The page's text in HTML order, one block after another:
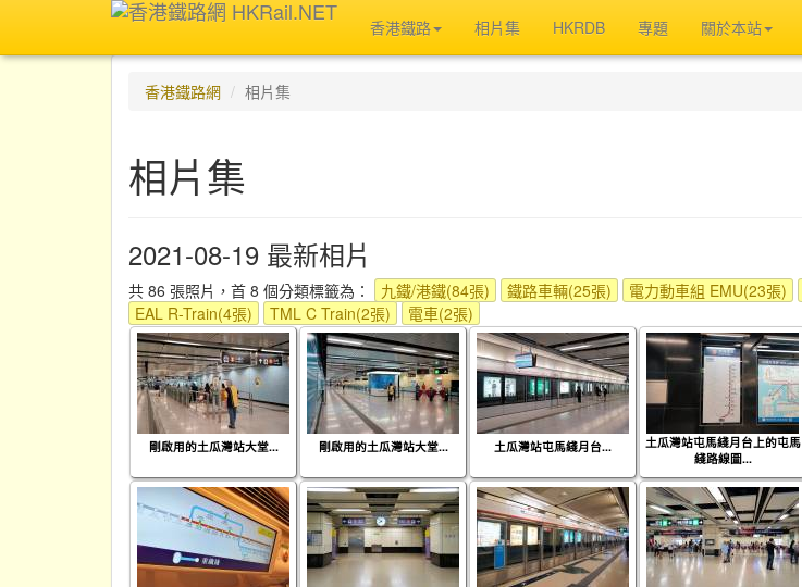
香港鐵路 相片集 HKRDB 專題 關於本站
香港鐵路網 相片集
相片集
2021-08-19 最新相片
共 86 張照片，首 8 個分類標籤為： 九鐵/港鐵(84張) 鐵路車輛(25張) 電力動車組 EMU(23張)
EAL R-Train(4張)
TML C Train(2張) 電車(2張)
剛啟用的土瓜灣站大堂... 剛啟用的土瓜灣站大堂... 土瓜灣站屯馬綫月台...
土瓜灣站屯馬綫月台上的屯馬
綫路線圖...